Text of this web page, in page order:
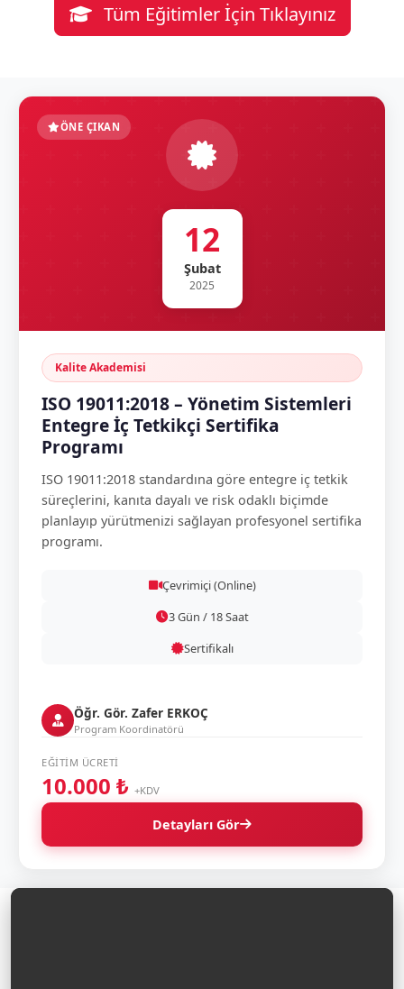
Tüm Eğitimler İçin Tıklayınız
ÖNE ÇIKAN
12
Şubat
2025
Kalite Akademisi
ISO 19011:2018 – Yönetim Sistemleri
Entegre İç Tetkikçi Sertifika
Programı
ISO 19011:2018 standardına göre entegre iç tetkik
süreçlerini, kanıta dayalı ve risk odaklı biçimde
planlayıp yürütmenizi sağlayan profesyonel sertifika
programı.
Çevrimiçi (Online)
3 Gün / 18 Saat
Sertifikalı
Öğr. Gör. Zafer ERKOÇ
Program Koordinatörü
EĞITIM ÜCRETI
10.000 ₺ +KDV
Detayları Gör